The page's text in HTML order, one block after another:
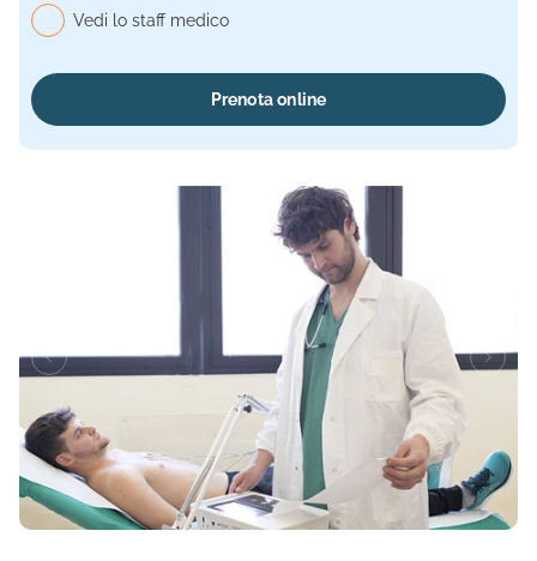
Vedi lo staff medico
Prenota online